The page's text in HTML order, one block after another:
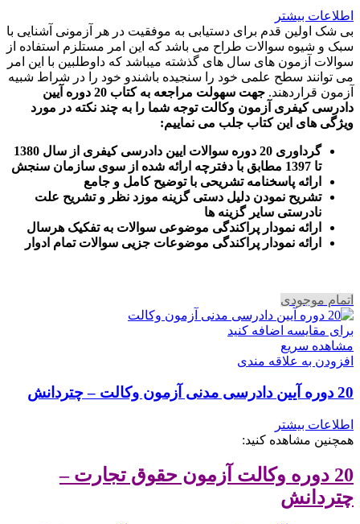
اطلاعات بیشتر
بی شک اولین قدم برای دستیابی به موفقیت در هر آزمونی آشنایی با
سبک و شیوه سوالات طراح می باشد که این امر مستلزم استفاده از
سوالات آزمون های سال های گذشته میباشد که داوطلبین با این امر
می توانند سطح علمی خود را سنجیده باشندو خود را در شراط شبیه
آزمون قراردهند.
جهت سهولت مراجعه به کتاب 20 دوره آیین
دادرسی کیفری آزمون وکالت توجه شما را به چند نکته در مورد
ویژگی های این کتاب جلب می نماییم:
گرداوری 20 دوره سوالات ایین دادرسی کیفری از سال 1380
تا 1397 مطابق با دفترچه ارائه شده از سوی سازمان سنجش
ارائه پاسخنامه تشریحی با توضیح کامل و جامع
تشریح نمودن دلیل دستی گزینه موزد نظر و تشریح علت
نادرستی سایر گزینه ها
ارائه نمودار پراکندگی موضوعی سوالات به تفکیک هرسال
رائه نمودار پراکندگی موضوعات جزیی سوالات تمام ادوار
اتمام موجودی
برای مقایسه اضافه کنید
مشاهده سریع
افزودن به علاقه مندی
20 دوره آیین دادرسی مدنی آزمون وکالت – چتردانش
اطلاعات بیشتر
همچنین مشاهده کنید:
20 دوره وکالت آزمون حقوق تجارت –
چتردانش